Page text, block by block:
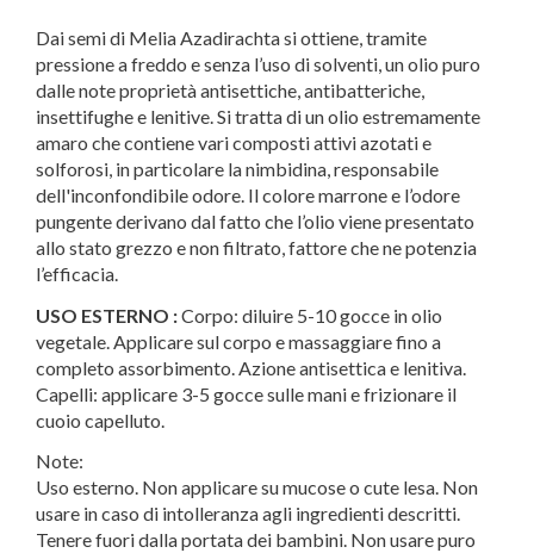
Dai semi di Melia Azadirachta si ottiene, tramite
pressione a freddo e senza l’uso di solventi, un olio puro
dalle note proprietà antisettiche, antibatteriche,
insettifughe e lenitive. Si tratta di un olio estremamente
amaro che contiene vari composti attivi azotati e
solforosi, in particolare la nimbidina, responsabile
dell'inconfondibile odore. Il colore marrone e l’odore
pungente derivano dal fatto che l’olio viene presentato
allo stato grezzo e non filtrato, fattore che ne potenzia
l’efficacia.
USO ESTERNO :Corpo: diluire 5-10 gocce in olio
vegetale. Applicare sul corpo e massaggiare fino a
completo assorbimento. Azione antisettica e lenitiva.
Capelli: applicare 3-5 gocce sulle mani e frizionare il
cuoio capelluto.
Note:
Uso esterno. Non applicare su mucose o cute lesa. Non
usare in caso di intolleranza agli ingredienti descritti.
Tenere fuori dalla portata dei bambini. Non usare puro